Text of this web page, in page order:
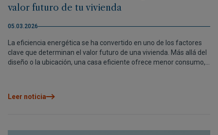
valor futuro de tu vivienda
05.03.2026
La eficiencia energética se ha convertido en uno de los factores
clave que determinan el valor futuro de una vivienda. Más allá del
diseño o la ubicación, una casa eficiente ofrece menor consumo,
patrimonio.
Leer noticia